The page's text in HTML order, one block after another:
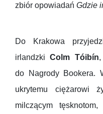
zbiór opowiadań Gdzie
Do Krakowa
irlandzkiColm Tóibín
do Nagrody Bookera.
ukrytemu ciężarowi
milczącym